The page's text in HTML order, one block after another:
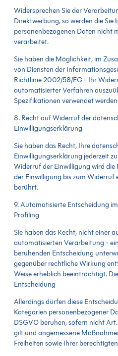
Widersprechen Sie der
Direktwerbung, so werden die Sie
personenbezogenen Daten nicht
verarbeitet.
Sie haben die Möglichkeit, im
von Diensten der
Richtlinie 2002/58/EG - Ihr
automatisierter Verfahren
Spezifikationen verwendet
8. Recht auf Widerruf der
Einwilligungserklärung
Sie haben das Recht, Ihre
Einwilligungserklärung jederzeit
Widerruf der Einwilligung wird
der Einwilligung bis zum
berührt.
9. Automatisierte Entscheidung
Profiling
Sie haben das Recht, nicht einer
automatisierten Verarbeitung -
beruhenden Entscheidung
gegenüber rechtliche Wirkung
Weise erheblich beeinträchtigt.
Entscheidung
Allerdings dürfen diese
Kategorien personenbezogener
DSGVO beruhen, sofern nicht
gilt und angemessene
Freiheiten sowie Ihrer